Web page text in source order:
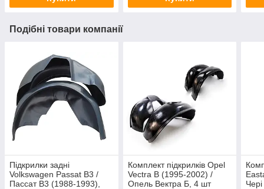
Подібні товари компанії
Підкрилки задні
Volkswagen Passat B3 /
Пассат B3 (1988-1993),
Комплект підкрилків Opel
Vectra B (1995-2002) /
Опель Вектра Б, 4 шт